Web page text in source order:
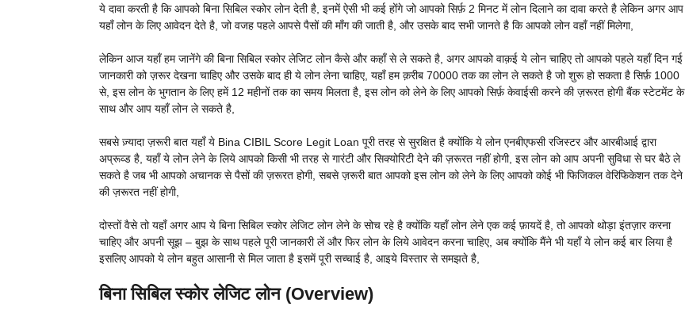
ये दावा करती है कि आपको बिना सिबिल स्कोर लोन देती है, इनमें ऐसी भी कई होंगे जो आपको सिर्फ़ 2 मिनट में लोन दिलाने का दावा करते है लेकिन अगर आप
यहाँ लोन के लिए आवेदन देते है, जो वजह पहले आपसे पैसों की माँग की जाती है, और उसके बाद सभी जानते है कि आपको लोन वहाँ नहीं मिलेगा,
लेकिन आज यहाँ हम जानेंगे की बिना सिबिल स्कोर लेजिट लोन कैसे और कहाँ से ले सकते है, अगर आपको वाक़ई ये लोन चाहिए तो आपको पहले यहाँ दिन गई
जानकारी को ज़रूर देखना चाहिए और उसके बाद ही ये लोन लेना चाहिए, यहाँ हम क़रीब 70000 तक का लोन ले सकते है जो शुरू हो सकता है सिर्फ़ 1000
से, इस लोन के भुगतान के लिए हमें 12 महीनों तक का समय मिलता है, इस लोन को लेने के लिए आपको सिर्फ़ केवाईसी करने की ज़रूरत होगी बैंक स्टेटमेंट के
साथ और आप यहाँ लोन ले सकते है,
सबसे ज़्यादा ज़रूरी बात यहाँ ये Bina CIBIL Score Legit Loan पूरी तरह से सुरक्षित है क्योंकि ये लोन एनबीएफसी रजिस्टर और आरबीआई द्वारा
अप्रूव्ड है, यहाँ ये लोन लेने के लिये आपको किसी भी तरह से गारंटी और सिक्योरिटी देने की ज़रूरत नहीं होगी, इस लोन को आप अपनी सुविधा से घर बैठे ले
सकते है जब भी आपको अचानक से पैसों की ज़रूरत होगी, सबसे ज़रूरी बात आपको इस लोन को लेने के लिए आपको कोई भी फिजिकल वेरिफिकेशन तक देने
की ज़रूरत नहीं होगी,
दोस्तों वैसे तो यहाँ अगर आप ये बिना सिबिल स्कोर लेजिट लोन लेने के सोच रहे है क्योंकि यहाँ लोन लेने एक कई फ़ायदें है, तो आपको थोड़ा इंतज़ार करना
चाहिए और अपनी सूझ – बुझ के साथ पहले पूरी जानकारी लें और फिर लोन के लिये आवेदन करना चाहिए, अब क्योंकि मैंने भी यहाँ ये लोन कई बार लिया है
इसलिए आपको ये लोन बहुत आसानी से मिल जाता है इसमें पूरी सच्चाई है, आइये विस्तार से समझते है,
बिना सिबिल स्कोर लेजिट लोन (Overview)